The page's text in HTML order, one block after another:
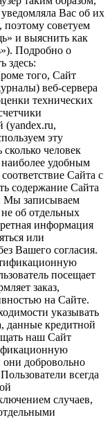
Вас об их
поэтому советуем
и выяснить как
Подробно о
здесь:
того, Сайт
веб-сервера
технических
(yandex.ru,
эту
человек
удобным
Сайта с
содержание Сайта
Мы записываем
об отдельных
информация
или
Вашего согласия.
посещает
заказ,
на Сайте.
указывать
данные кредитной
наш Сайт
они добровольно
всегда
случаев,